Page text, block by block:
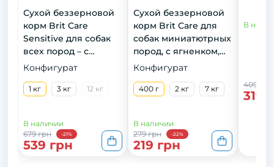
Сухой беззерновой
корм Brit Care
Sensitive для собак
всех пород – с
чувствительным
олениной, 1 кг.
Конфигурат
1 кг 3 кг 12 кг
В наличии
679 грн
-21%
539 грн
Сухой беззерновой
корм Brit Care для
собак миниатютрных
пород, с ягненком,
400 г
Конфигурат
400 г 2 кг 7 кг
В наличии
279 грн
-22%
219 грн
В
409 грн
319